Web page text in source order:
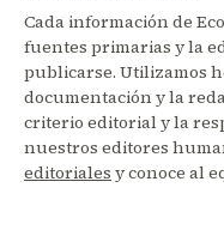
Cada información de
fuentes primarias y la
publicarse. Utilizamos
documentación y la
criterio editorial y la
nuestros editores
editoriales y conoce al